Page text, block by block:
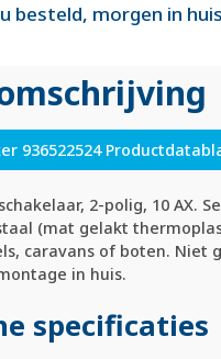
besteld, morgen in
936522524
2-polig, 10 AX.
(mat gelakt
caravans of boten. Niet
in huis.
specificaties